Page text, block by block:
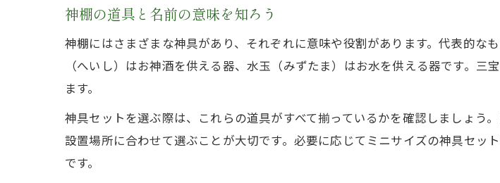
神棚の道具と名前の意味を知ろう
神棚にはさまざまな神具があり、それぞれに意味や役割があります。代表的な
（へいし）はお神酒を供える器、水玉（みずたま）はお水を供える器です。
ます。
神具セットを選ぶ際は、これらの道具がすべて揃っているかを確認しましょう
設置場所に合わせて選ぶことが大切です。必要に応じてミニサイズの神具セッ
です。